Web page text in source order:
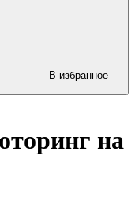
В избранное
на